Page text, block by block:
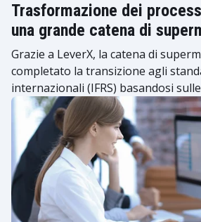
Trasformazione dei
una grande catena di
Grazie a LeverX, la catena di
completato la transizione agli
internazionali (IFRS) basandosi